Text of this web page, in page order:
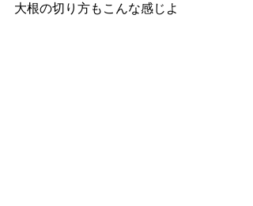
大根の切り方もこんな感じよ